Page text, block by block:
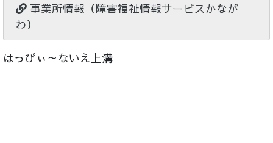
事業所情報（障害福祉情報サービスかなが
わ）
はっぴぃ～ないえ上溝